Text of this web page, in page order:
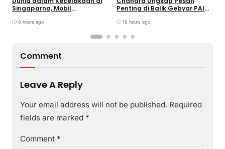
Singaparna, Mobil
Umur
8 hours ago
Penting di Balik Gebyar PAI
19 hours ago
Comment
Leave A Reply
Your email address will not be published. Required
fields are marked *
Comment *